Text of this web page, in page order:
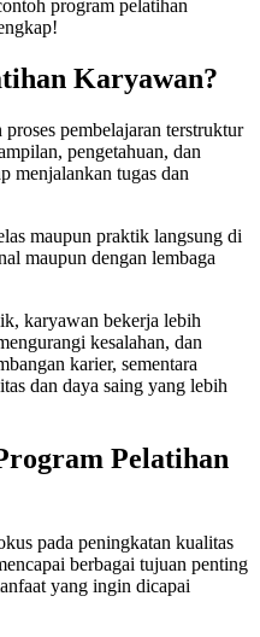
program pelatihan
Karyawan?
pembelajaran terstruktur
pengetahuan, dan
menjalankan tugas dan
maupun praktik langsung di
maupun dengan lembaga
karyawan bekerja lebih
kesalahan, dan
karier, sementara
dan daya saing yang lebih
Pelatihan
pada peningkatan kualitas
berbagai tujuan penting
yang ingin dicapai